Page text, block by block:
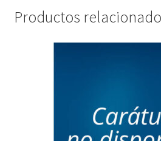
Productos